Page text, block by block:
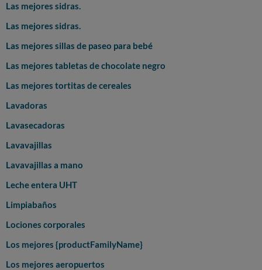
Las mejores sidras.
Las mejores sidras.
Las mejores sillas de paseo para bebé
Las mejores tabletas de chocolate negro
Las mejores tortitas de cereales
Lavadoras
Lavasecadoras
Lavavajillas
Lavavajillas a mano
Leche entera UHT
Limpiabaños
Lociones corporales
Los mejores {productFamilyName}
Los mejores aeropuertos